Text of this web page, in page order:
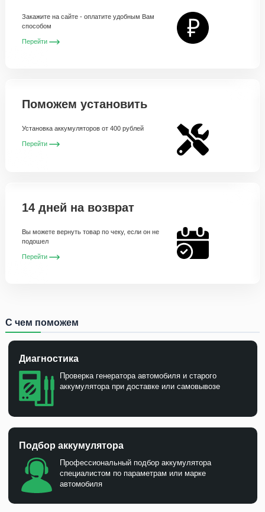
Закажите на сайте - оплатите удобным Вам
способом
Перейти
Поможем установить
Установка аккумуляторов от 400 рублей
Перейти
14 дней на возврат
Вы можете вернуть товар по чеку, если он не
подошел
Перейти
С чем поможем
Диагностика
Проверка генератора автомобиля и старого
аккумулятора при доставке или самовывозе
Подбор аккумулятора
Профессиональный подбор аккумулятора
специалистом по параметрам или марке
автомобиля